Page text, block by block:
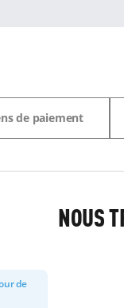
de paiement
de
NOUS